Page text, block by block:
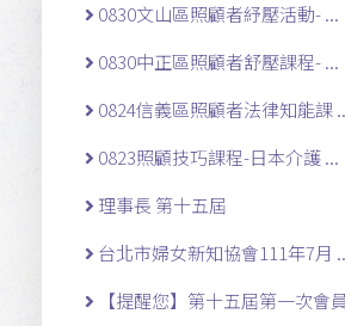
0830文山區照顧者紓壓活動- ...
0830中正區照顧者舒壓課程- ...
0824信義區照顧者法律知能課
0823照顧技巧課程-日本介護 ...
理事長 第十五屆
台北市婦女新知協會111年7月
【提醒您】第十五屆第一次會